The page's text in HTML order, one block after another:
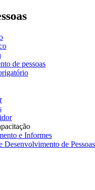
de pessoas
e Informes
Desenvolvimento de